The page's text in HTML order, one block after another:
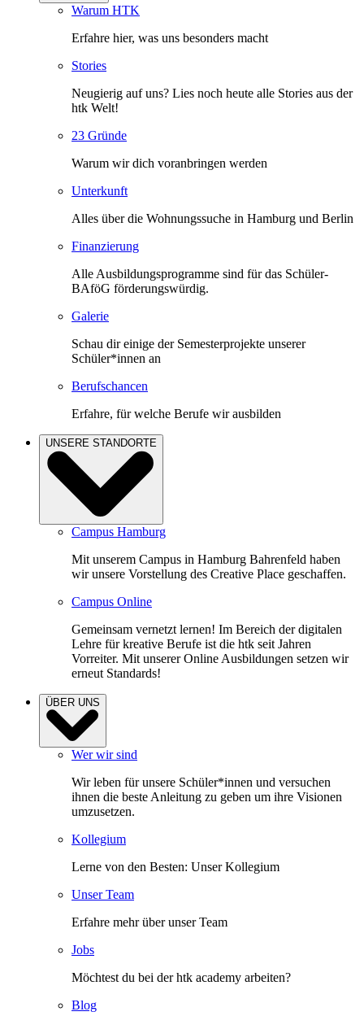
Warum HTK
Erfahre hier, was uns besonders macht
Stories
Neugierig auf uns? Lies noch heute alle Stories aus der
htk Welt!
23 Gründe
Warum wir dich voranbringen werden
Unterkunft
Alles über die Wohnungssuche in Hamburg und Berlin
Finanzierung
Alle Ausbildungsprogramme sind für das Schüler-
BAföG förderungswürdig.
Galerie
Schau dir einige der Semesterprojekte unserer
Schüler*innen an
Berufschancen
Erfahre, für welche Berufe wir ausbilden
UNSERE STANDORTE
Campus Hamburg
Mit unserem Campus in Hamburg Bahrenfeld haben
wir unsere Vorstellung des Creative Place geschaffen.
Campus Online
Gemeinsam vernetzt lernen! Im Bereich der digitalen
Lehre für kreative Berufe ist die htk seit Jahren
Vorreiter. Mit unserer Online Ausbildungen setzen wir
erneut Standards!
ÜBER UNS
Wer wir sind
Wir leben für unsere Schüler*innen und versuchen
ihnen die beste Anleitung zu geben um ihre Visionen
umzusetzen.
Kollegium
Lerne von den Besten: Unser Kollegium
Unser Team
Erfahre mehr über unser Team
Jobs
Möchtest du bei der htk academy arbeiten?
Blog